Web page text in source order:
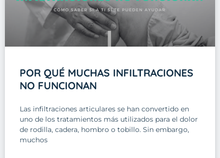
POR QUÉ MUCHAS INFILTRACIONES
NO FUNCIONAN
Las infiltraciones articulares se han convertido en
uno de los tratamientos más utilizados para el dolor
de rodilla, cadera, hombro o tobillo. Sin embargo,
muchos